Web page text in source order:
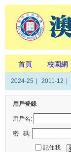
首頁 校園網
2024-25 2011-12
用戶登錄
用戶名:
密 碼:
記住我